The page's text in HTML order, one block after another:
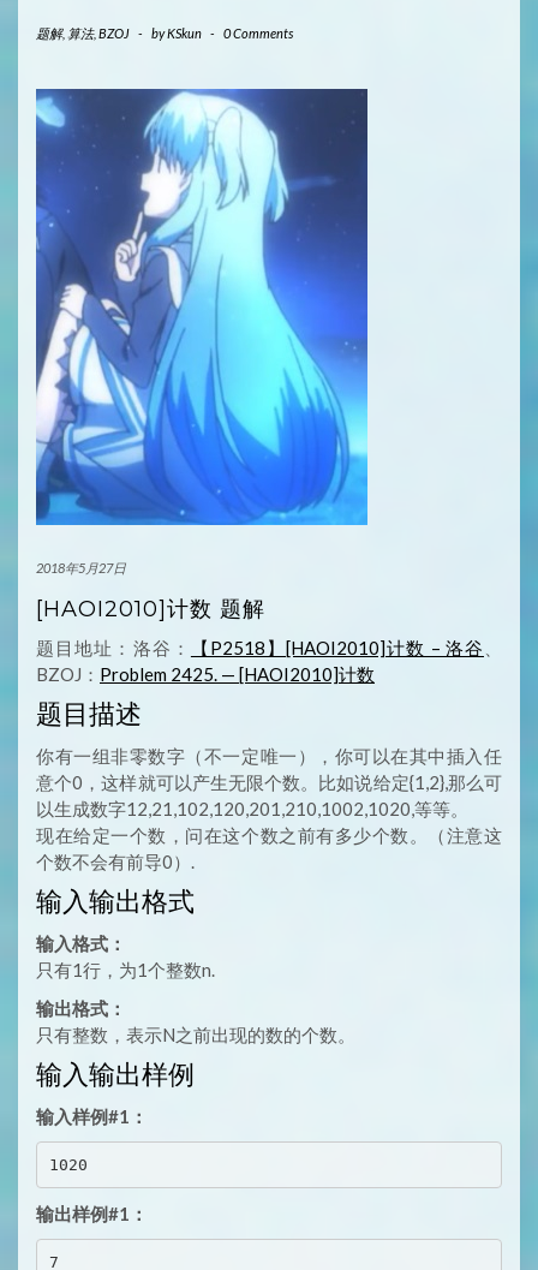
题解, 算法, BZOJ - byKSkun - 0 Comments
2018年5月27日
[HAOI2010]计数 题解
题目地址：洛谷： 【P2518】[HAOI2010]计数 – 洛谷
BZOJ： Problem 2425. — [HAOI2010]计数
题目描述
你有一组非零数字（不一定唯一），你可以在其中插入任
意个0，这样就可以产生无限个数。比如说给定{1,2},那么可
以生成数字12,21,102,120,201,210,1002,1020,等等。
现在给定一个数，问在这个数之前有多少个数。（注意这
个数不会有前导0）.
输入输出格式
输入格式：
只有1行，为1个整数n.
输出格式：
只有整数，表示N之前出现的数的个数。
输入输出样例
输入样例#1：
输出样例#1：